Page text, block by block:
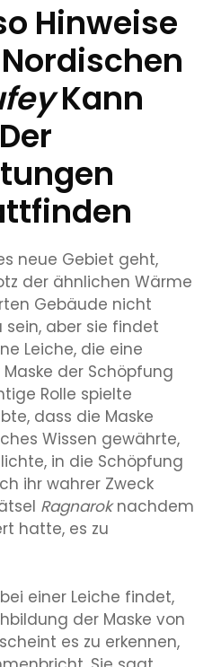
Hinweise
Kann
neue Gebiet geht,
der ähnlichen Wärme
Gebäude nicht
sein, aber sie findet
Leiche, die eine
der Schöpfung
Rolle spielte
dass die Maske
Wissen gewährte,
in die Schöpfung
ihr wahrer Zweck
Ragnaroknachdem
hatte, es zu
einer Leiche findet,
der Maske von
es zu erkennen,